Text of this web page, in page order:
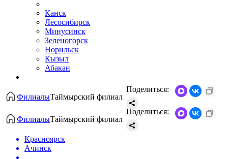
Канск
Лесосибирск
Минусинск
Зеленогорск
Норильск
Кызыл
Абакан
ФилиалыТаймырский филиал
Поделиться:
ФилиалыТаймырский филиал
Поделиться:
Красноярск
Ачинск